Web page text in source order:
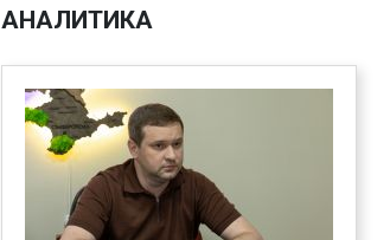
АНАЛИТИКА